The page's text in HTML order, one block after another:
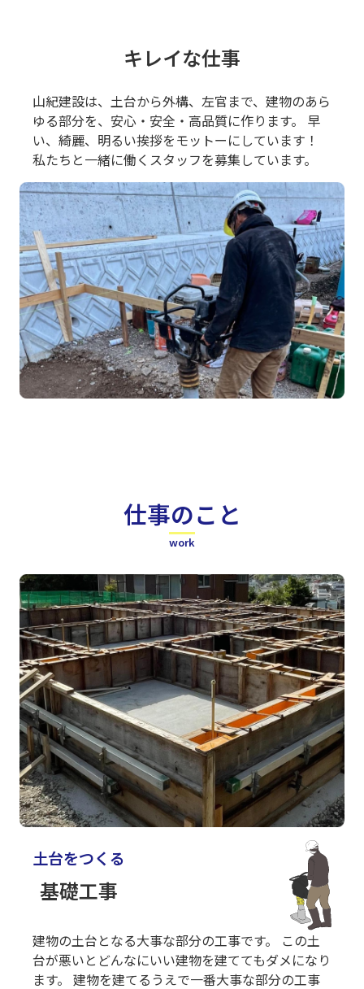
キレイな仕事
山紀建設は、土台から外構、左官まで、建物のあら
ゆる部分を、安心・安全・高品質に作ります。 早
い、綺麗、明るい挨拶をモットーにしています！
私たちと一緒に働くスタッフを募集しています。
仕事のこと
work
土台をつくる
基礎工事
建物の土台となる大事な部分の工事です。 この土
台が悪いとどんなにいい建物を建ててもダメになり
ます。 建物を建てるうえで一番大事な部分の工事